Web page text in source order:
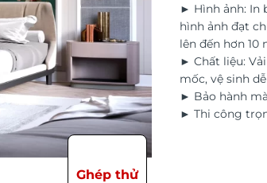
Ghép thử
► Hình ảnh: In
hình ảnh đạt
lên đến hơn 10
► Chất liệu:
mốc, vệ sinh
► Bảo hành
► Thi công